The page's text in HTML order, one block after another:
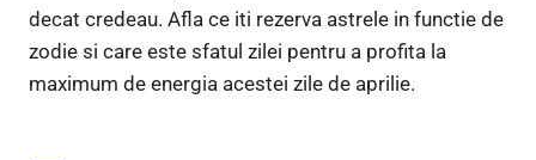
decat credeau. Afla ce iti rezerva astrele in functie de
zodie si care este sfatul zilei pentru a profita la
maximum de energia acestei zile de aprilie.